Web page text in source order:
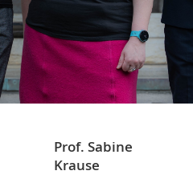
Prof. Sabine
Krause